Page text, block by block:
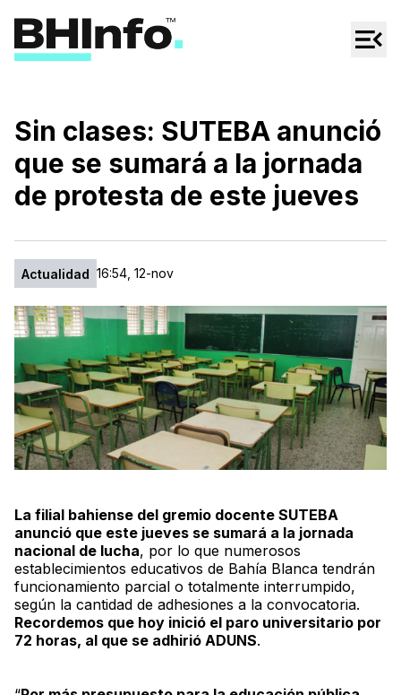
Regionales
Espectáculos
Tecno
Sin clases: SUTEBA anunció
que se sumará a la jornada
de protesta de este jueves
Actualidad 16:54, 12-nov
La filial bahiense del gremio docente SUTEBA
anunció que este jueves se sumará a la jornada
nacional de lucha, por lo que numerosos
establecimientos educativos de Bahía Blanca tendrán
funcionamiento parcial o totalmente interrumpido,
según la cantidad de adhesiones a la convocatoria.
Recordemos que hoy inició el paro universitario por
72 horas, al que se adhirió ADUNS.